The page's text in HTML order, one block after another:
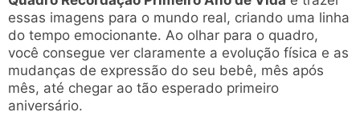
essas imagens para o mundo real, criando uma linha
do tempo emocionante. Ao olhar para o quadro,
você consegue ver claramente a evolução física e as
mudanças de expressão do seu bebê, mês após
mês, até chegar ao tão esperado primeiro
aniversário.